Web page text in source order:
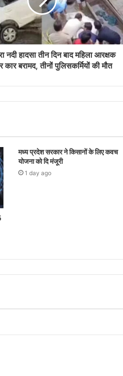
नदी हादसा तीन दिन बाद महिला आरक्षक
बरामद, तीनों पुलिसकर्मियों की मौत
मध्य प्रदेश सरकार ने किसानों के लिए कवच
योजना को दि मंजूरी
1 day ago